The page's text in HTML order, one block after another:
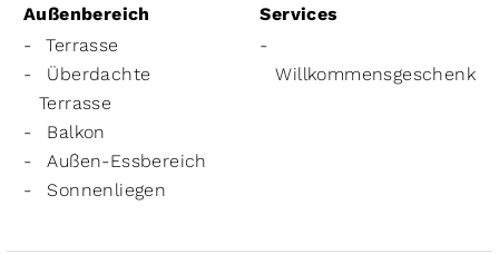
Außenbereich
Terrasse
Überdachte
Terrasse
Balkon
Außen-Essbereich
Sonnenliegen
Services
Willkommensgeschenk